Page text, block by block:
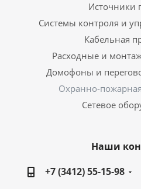
Источники
Системы контроля и
Кабельная
Расходные и
Домофоны и
Охранно-
Сетевое
Наши
+7 (3412) 55-15-98